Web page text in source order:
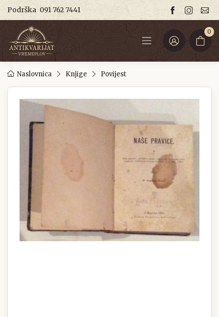
Podrška 091 762 7441
0
Naslovnica Knjige Povijest